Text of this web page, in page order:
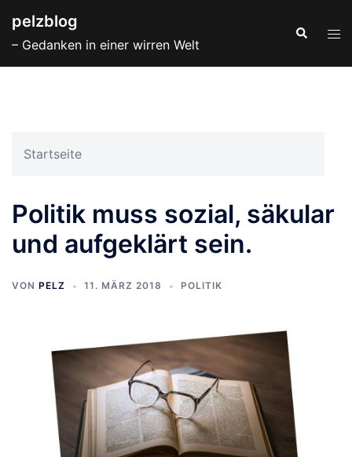
Inhalt
springen
pelzblog
– Gedanken in einer wirren Welt
Suche
Startseite
Politik muss sozial, säkular
und aufgeklärt sein.
VON PELZ 11. MÄRZ 2018 POLITIK